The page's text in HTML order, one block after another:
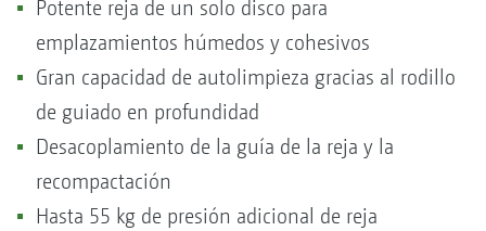
Potente reja de un solo disco para
emplazamientos húmedos y cohesivos
Gran capacidad de autolimpieza gracias al rodillo
de guiado en profundidad
Desacoplamiento de la guía de la reja y la
recompactación
Hasta 55 kg de presión adicional de reja